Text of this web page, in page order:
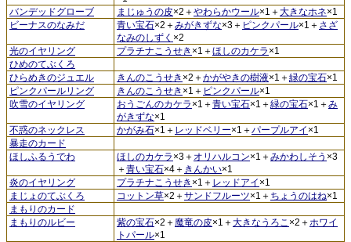
バンデッドグローブ
まじゅうの皮×2＋やわらかウール×1＋大きなホネ×1
ビーナスのなみだ
青い宝石×2＋みがきずな×3＋ ピンクパール×1＋ さざ
なみのしずく ×2
光のイヤリング
プラチナこうせき ×1＋ほしのカケラ ×1
ひめのてぶくろ
ひらめきのジュエル
きんのこうせき ×2＋かがやきの樹液×1＋緑の宝石×1
ピンクパールリング
きんのこうせき ×1＋ ピンクパール×1
吹雪のイヤリング
おうごんのカケラ ×1＋青い宝石×1＋緑の宝石×1＋み
がきずな×1
不惑のネックレス
かがみ石×1＋ レッドベリー×1＋パープルアイ ×1
暴走のカード
ほしふるうでわ
ほしのカケラ ×3＋ オリハルコン×1＋みかわしそう ×3
＋青い宝石×4＋ きんかい×1
炎のイヤリング
プラチナこうせき ×1＋ レッドアイ ×1
まじょのてぶくろ
コットン草×2＋サンドフルーツ×1＋ ちょうのはね×1
まもりのカード
まもりのルビー
紫の宝石×2＋ 魔竜の皮×1＋大きなうろこ ×2＋ホワイ
トパール×1